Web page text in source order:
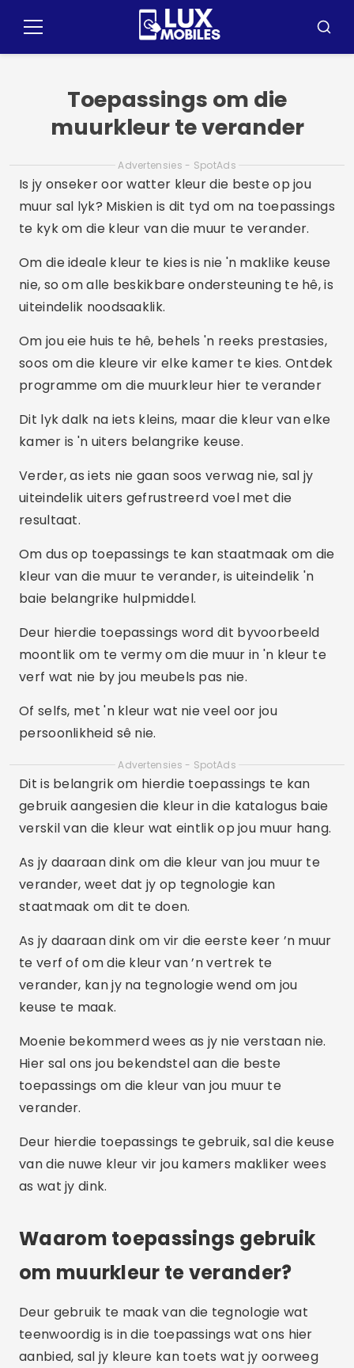
Kieslys Soek
Toepassings om die
muurkleur te verander
Advertensies - SpotAds
Is jy onseker oor watter kleur die beste op jou
muur sal lyk? Miskien is dit tyd om na toepassings
te kyk om die kleur van die muur te verander.
Om die ideale kleur te kies is nie 'n maklike keuse
nie, so om alle beskikbare ondersteuning te hê, is
uiteindelik noodsaaklik.
Om jou eie huis te hê, behels 'n reeks prestasies,
soos om die kleure vir elke kamer te kies. Ontdek
programme om die muurkleur hier te verander
Dit lyk dalk na iets kleins, maar die kleur van elke
kamer is 'n uiters belangrike keuse.
Verder, as iets nie gaan soos verwag nie, sal jy
uiteindelik uiters gefrustreerd voel met die
resultaat.
Om dus op toepassings te kan staatmaak om die
kleur van die muur te verander, is uiteindelik 'n
baie belangrike hulpmiddel.
Deur hierdie toepassings word dit byvoorbeeld
moontlik om te vermy om die muur in 'n kleur te
verf wat nie by jou meubels pas nie.
Of selfs, met 'n kleur wat nie veel oor jou
persoonlikheid sê nie.
Advertensies - SpotAds
Dit is belangrik om hierdie toepassings te kan
gebruik aangesien die kleur in die katalogus baie
verskil van die kleur wat eintlik op jou muur hang.
As jy daaraan dink om die kleur van jou muur te
verander, weet dat jy op tegnologie kan
staatmaak om dit te doen.
As jy daaraan dink om vir die eerste keer ’n muur
te verf of om die kleur van ’n vertrek te
verander, kan jy na tegnologie wend om jou
keuse te maak.
Moenie bekommerd wees as jy nie verstaan nie.
Hier sal ons jou bekendstel aan die beste
toepassings om die kleur van jou muur te
verander.
Deur hierdie toepassings te gebruik, sal die keuse
van die nuwe kleur vir jou kamers makliker wees
as wat jy dink.
Waarom toepassings gebruik
om muurkleur te verander?
Deur gebruik te maak van die tegnologie wat
teenwoordig is in die toepassings wat ons hier
aanbied, sal jy kleure kan toets wat jy oorweeg